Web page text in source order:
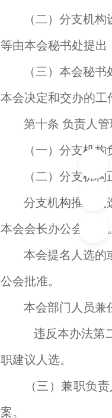
（二）分支机构
等由本会秘书处提
（三）本会秘书
本会决定和交办的工
第十条 负责人管
（一）分支机构
（二）分支机构
分支机构推荐人
本会会长办公会批准
本会提名人选的
公会批准。
本会部门人员兼
违反本办法第
职建议人选。
（三）兼职负责
案。